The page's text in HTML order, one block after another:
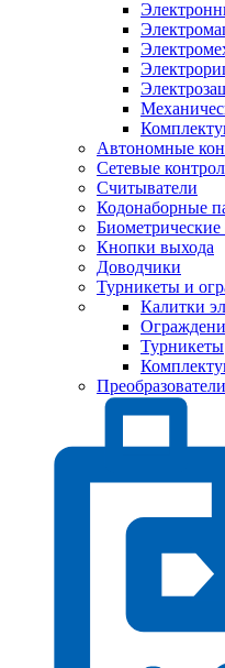
Автономные
Сетевые
Считыватели
Кодонаборные
Кнопки выхода
Доводчики
Турникеты и
Калитки
Турникеты